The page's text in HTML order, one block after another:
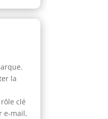
la
clé
e-mail,